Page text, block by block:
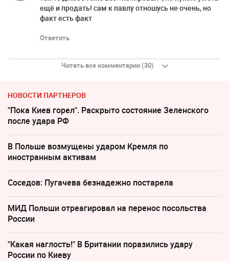
ещё и продать! сам к павлу отношусь не очень, но
факт есть факт
Ответить
Читать все комментарии (30)
НОВОСТИ ПАРТНЕРОВ
"Пока Киев горел". Раскрыто состояние Зеленского
после удара РФ
В Польше возмущены ударом Кремля по
иностранным активам
Соседов: Пугачева безнадежно постарела
МИД Польши отреагировал на перенос посольства
России
"Какая наглость!" В Британии поразились удару
России по Киеву